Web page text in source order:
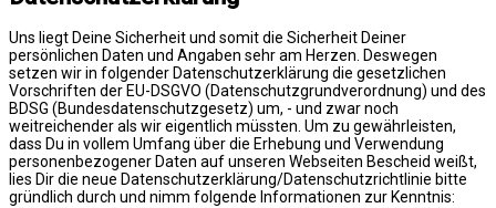
Uns liegt Deine Sicherheit und somit die Sicherheit Deiner
persönlichen Daten und Angaben sehr am Herzen. Deswegen
setzen wir in folgender Datenschutzerklärung die gesetzlichen
Vorschriften der EU-DSGVO (Datenschutzgrundverordnung) und des
BDSG (Bundesdatenschutzgesetz) um, - und zwar noch
weitreichender als wir eigentlich müssten. Um zu gewährleisten,
dass Du in vollem Umfang über die Erhebung und Verwendung
personenbezogener Daten auf unseren Webseiten Bescheid weißt,
lies Dir die neue Datenschutzerklärung/Datenschutzrichtlinie bitte
gründlich durch und nimm folgende Informationen zur Kenntnis: